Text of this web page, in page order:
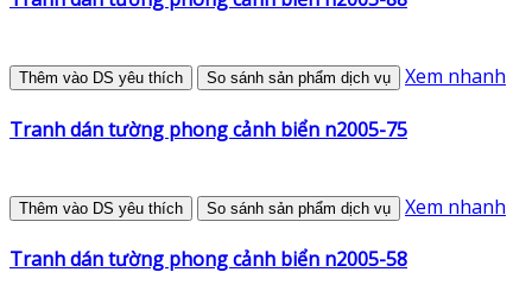
Thêm vào DS yêu thích So sánh sản phẩm dịch vụ Xem nhanh
Tranh dán tường phong cảnh biển n2005-75
Thêm vào DS yêu thích So sánh sản phẩm dịch vụ Xem nhanh
Tranh dán tường phong cảnh biển n2005-58